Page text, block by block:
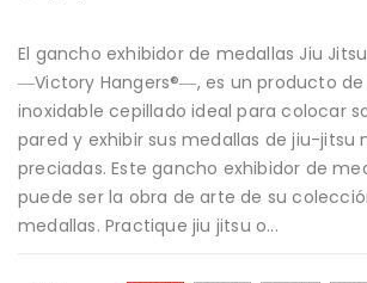
El gancho exhibidor de medallas Jiu Jitsu
―Victory Hangers®―, es un producto
inoxidable cepillado ideal para colocar
pared y exhibir sus medallas de jiu-jitsu
preciadas. Este gancho exhibidor de
puede ser la obra de arte de su
medallas. Practique jiu jitsu o...